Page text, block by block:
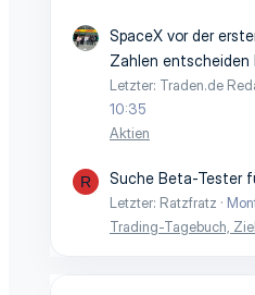
SpaceX vor der
Zahlen entscheiden
Letzter: Traden.de
10:35
Aktien
R Suche Beta-Tester
Letzter: Ratzfratz
Trading-Tagebuch,